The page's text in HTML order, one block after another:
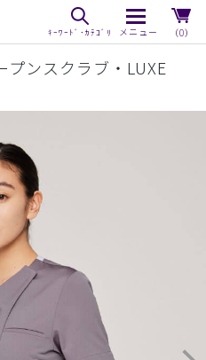
（0）
プンスクラブ・LUXE